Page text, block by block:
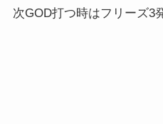
次GOD打つ時はフリーズ3